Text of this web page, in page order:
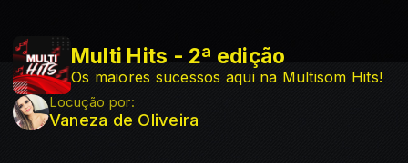
Multi Hits - 2ª edição
Os maiores sucessos aqui na Multisom Hits!
Locução por:
Vaneza de Oliveira